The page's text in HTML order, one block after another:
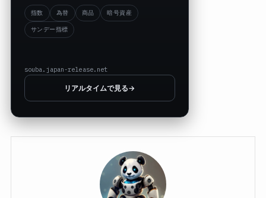
指数 為替 商品 暗号資産
サンデー指標
souba.japan-release.net
リアルタイムで見る→